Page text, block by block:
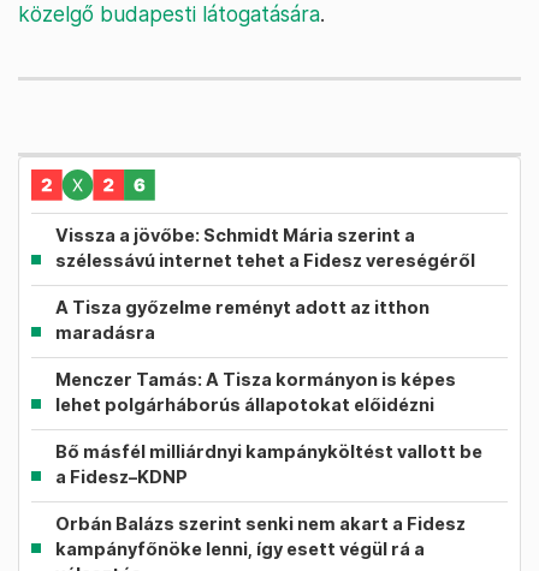
közelgő budapesti látogatására.
Vissza a jövőbe: Schmidt Mária szerint a
szélessávú internet tehet a Fidesz vereségéről
A Tisza győzelme reményt adott az itthon
maradásra
Menczer Tamás: A Tisza kormányon is képes
lehet polgárháborús állapotokat előidézni
Bő másfél milliárdnyi kampányköltést vallott be
a Fidesz–KDNP
Orbán Balázs szerint senki nem akart a Fidesz
kampányfőnöke lenni, így esett végül rá a